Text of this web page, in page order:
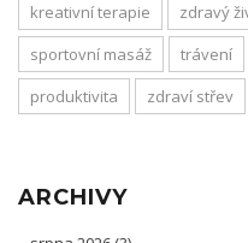
kreativní terapie
zdravý
sportovní masáž
trávení
produktivita
zdraví střev
ARCHIVY